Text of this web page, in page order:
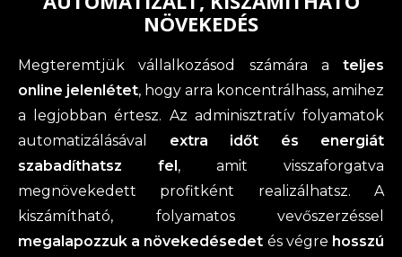
NÖVEKEDÉS
Megteremtjük vállalkozásod számára a teljes
online jelenlétet, hogy arra koncentrálhass, amihez
a legjobban értesz. Az adminisztratív folyamatok
automatizálásával extra időt és energiát
szabadíthatsz fel , amit visszaforgatva
megnövekedett profitként realizálhatsz. A
kiszámítható, folyamatos vevőszerzéssel
megalapozzuk a növekedésedet és végre hosszú